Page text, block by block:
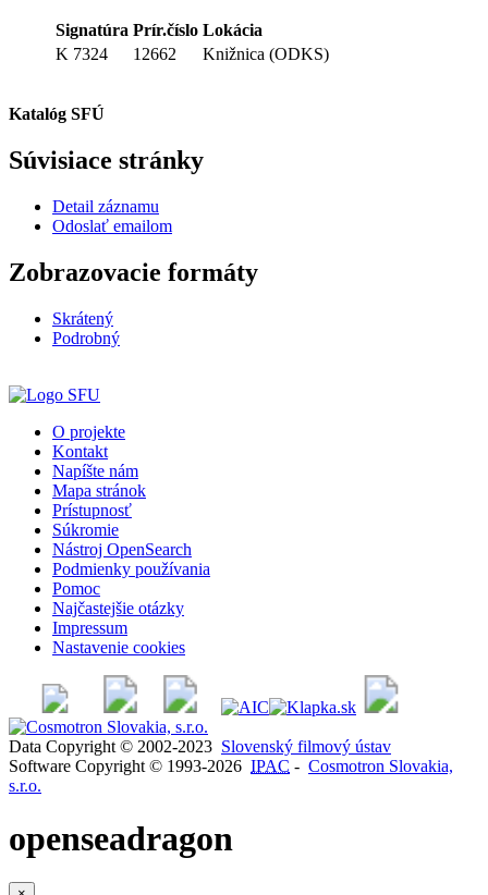
Signatúra Prír.číslo Lokácia
K 7324
12662 Knižnica (ODKS)
Katalóg SFÚ
Súvisiace stránky
Detail záznamu
Odoslať emailom
Zobrazovacie formáty
Skrátený
Podrobný
O projekte
Kontakt
Napíšte nám
Mapa stránok
Prístupnosť
Súkromie
Nástroj OpenSearch
Podmienky používania
Pomoc
Najčastejšie otázky
Impressum
Nastavenie cookies
Data Copyright © 2002-2023 Slovenský filmový ústav
Software Copyright © 1993-2026 IPAC - Cosmotron Slovakia,
s.r.o.
openseadragon